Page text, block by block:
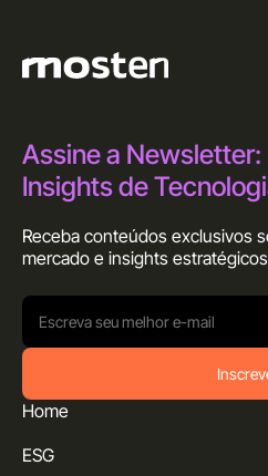
Home
ESG
Assine a
Insights de
Receba conteúdos exclusivos
mercado e insights